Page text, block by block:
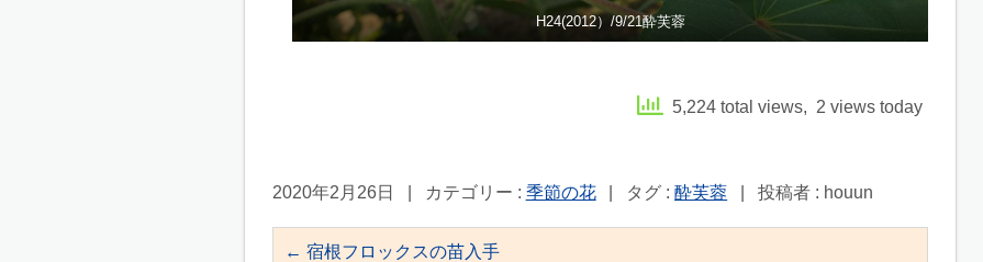
H24(2012）/9/21酔芙蓉
5,224 total views, 2 views today
2020年2月26日 カテゴリー : 季節の花 タグ :酔芙蓉 投稿者 : houun
← 宿根フロックスの苗入手